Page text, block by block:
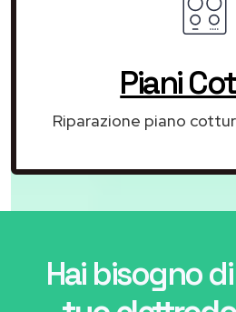
Piani
Riparazione piano
Hai bisogno